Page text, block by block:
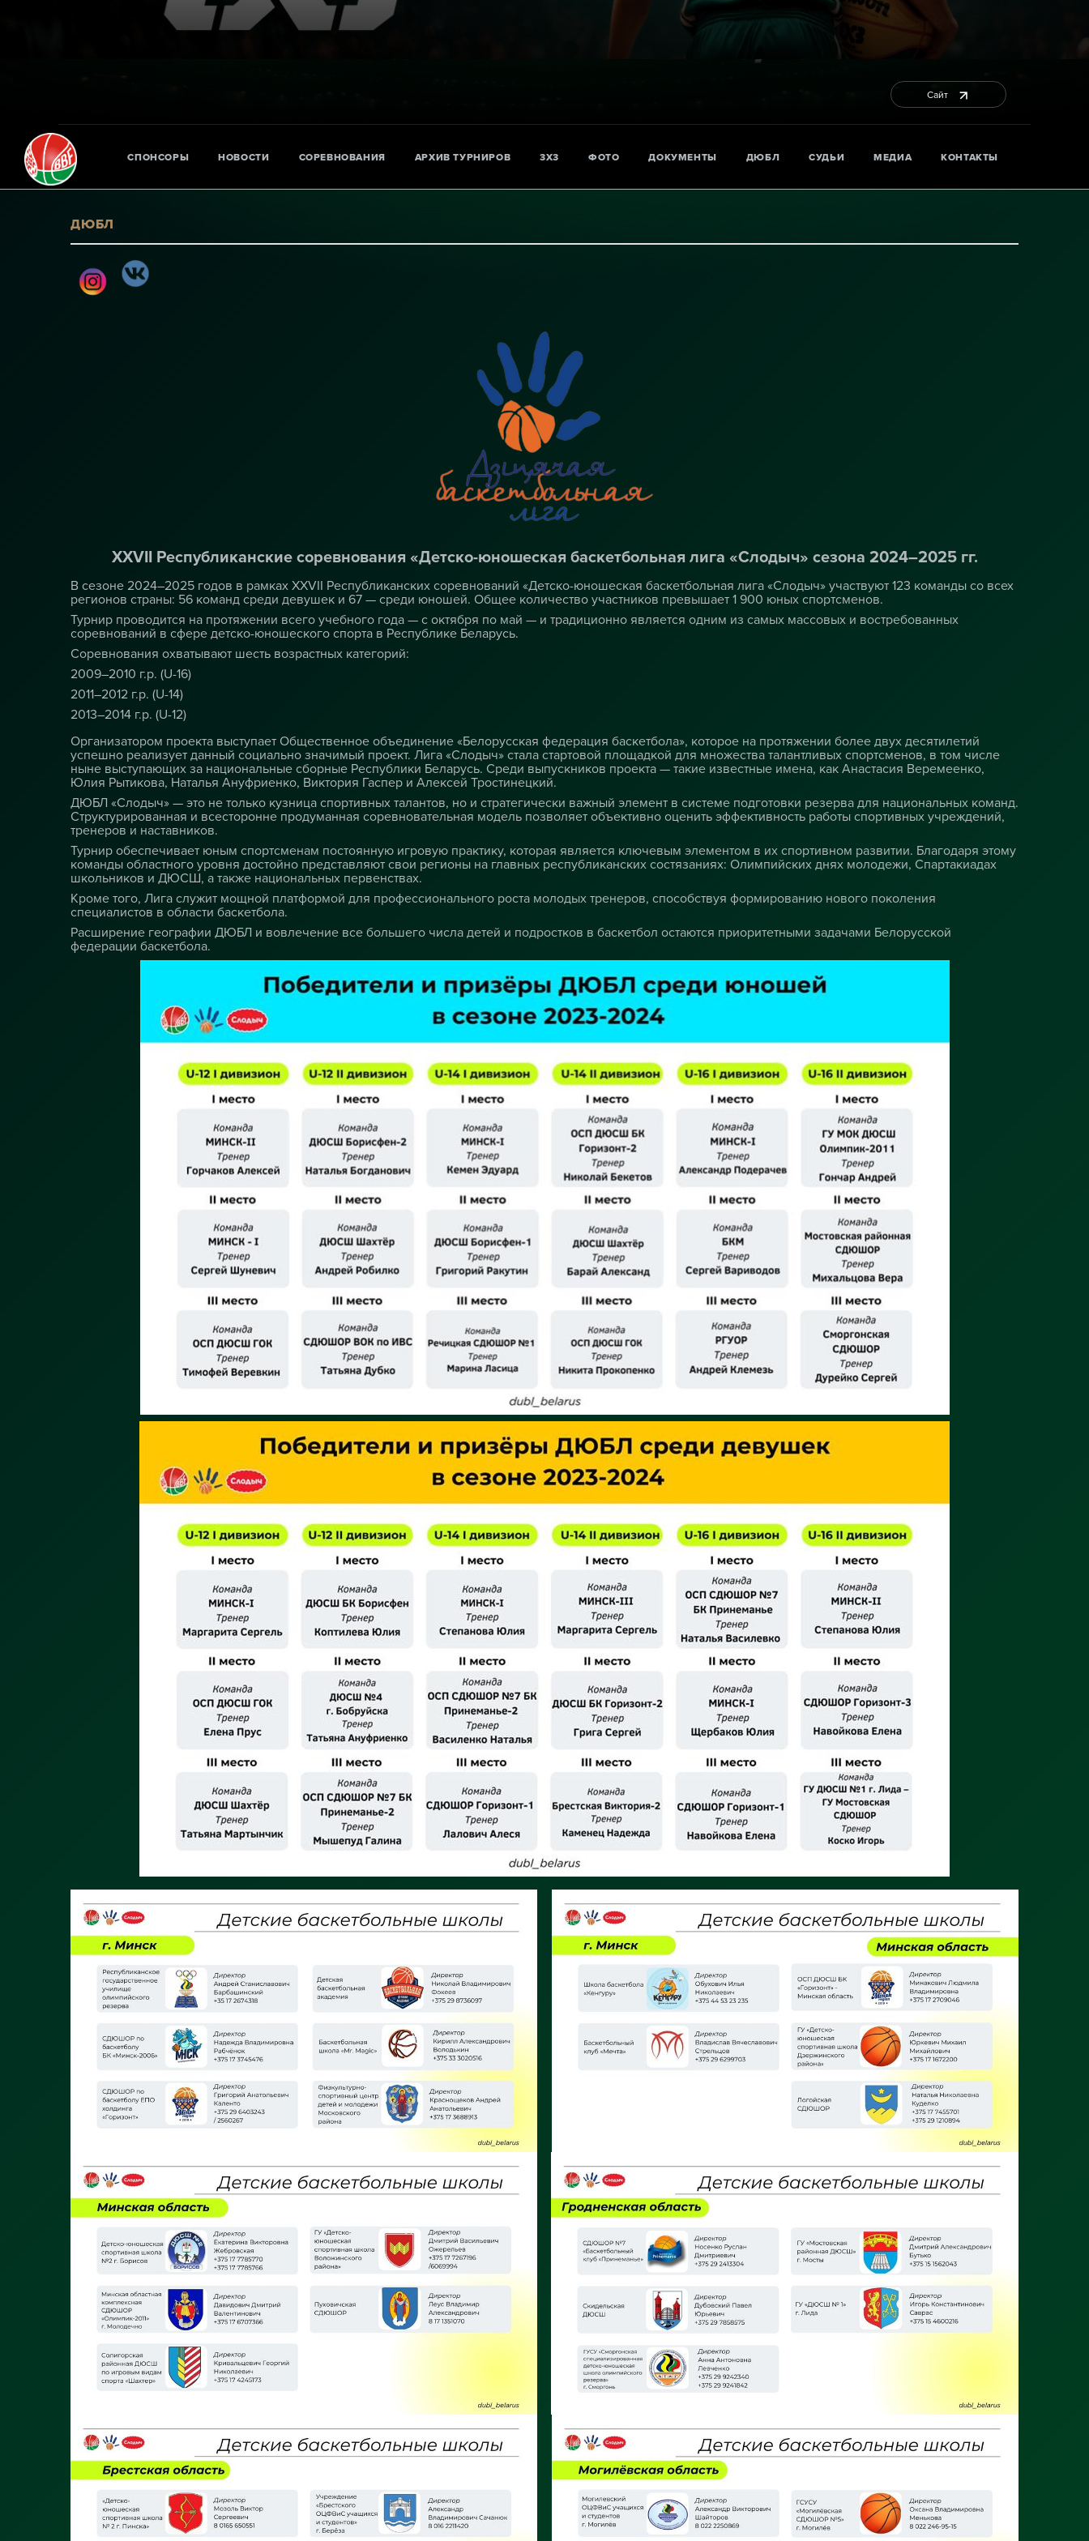
Сайт
СПОНСОРЫ НОВОСТИ СОРЕВНОВАНИЯ АРХИВ ТУРНИРОВ 3X3 ФОТО ДОКУМЕНТЫ ДЮБЛ СУДЬИ МЕДИА КОНТАКТЫ
ДЮБЛ
XXVII Республиканские соревнования «Детско-юношеская баскетбольная лига «Слодыч» сезона 2024–2025 гг.
В сезоне 2024–2025 годов в рамках XXVII Республиканских соревнований «Детско-юношеская баскетбольная лига «Слодыч» участвуют 123 команды со всех
регионов страны: 56 команд среди девушек и 67 — среди юношей. Общее количество участников превышает 1 900 юных спортсменов.
Турнир проводится на протяжении всего учебного года — с октября по май — и традиционно является одним из самых массовых и востребованных
соревнований в сфере детско-юношеского спорта в Республике Беларусь.
Соревнования охватывают шесть возрастных категорий:
2009–2010 г.р. (U-16)
2011–2012 г.р. (U-14)
2013–2014 г.р. (U-12)
Организатором проекта выступает Общественное объединение «Белорусская федерация баскетбола», которое на протяжении более двух десятилетий
успешно реализует данный социально значимый проект. Лига «Слодыч» стала стартовой площадкой для множества талантливых спортсменов, в том числе
ныне выступающих за национальные сборные Республики Беларусь. Среди выпускников проекта — такие известные имена, как Анастасия Веремеенко,
Юлия Рытикова, Наталья Ануфриенко, Виктория Гаспер и Алексей Тростинецкий.
ДЮБЛ «Слодыч» — это не только кузница спортивных талантов, но и стратегически важный элемент в системе подготовки резерва для национальных команд.
Структурированная и всесторонне продуманная соревновательная модель позволяет объективно оценить эффективность работы спортивных учреждений,
тренеров и наставников.
Турнир обеспечивает юным спортсменам постоянную игровую практику, которая является ключевым элементом в их спортивном развитии. Благодаря этому
команды областного уровня достойно представляют свои регионы на главных республиканских состязаниях: Олимпийских днях молодежи, Спартакиадах
школьников и ДЮСШ, а также национальных первенствах.
Кроме того, Лига служит мощной платформой для профессионального роста молодых тренеров, способствуя формированию нового поколения
специалистов в области баскетбола.
Расширение географии ДЮБЛ и вовлечение все большего числа детей и подростков в баскетбол остаются приоритетными задачами Белорусской
федерации баскетбола.